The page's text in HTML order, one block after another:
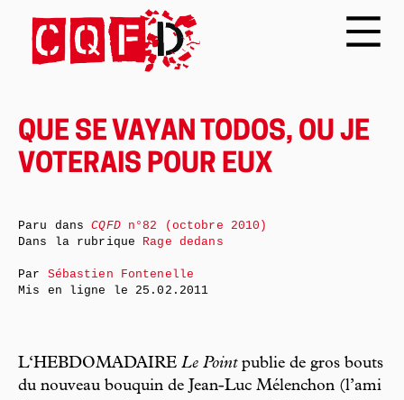
QUE SE VAYAN TODOS, OU JE
VOTERAIS POUR EUX
L‘HEBDOMADAIRE Le Pointpublie de gros bouts
du nouveau bouquin de Jean-Luc Mélenchon (l’ami
Paru dansCQFDn°82 (octobre 2010)
Dans la rubrique Rage dedans
Par Sébastien Fontenelle
Mis en ligne le 25.02.2011